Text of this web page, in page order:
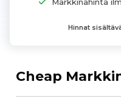
Hinnat
Cheap